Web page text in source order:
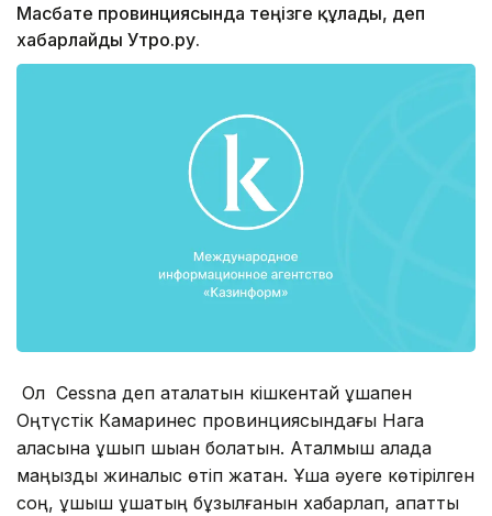
Масбате провинциясында теңізге құлады, деп
хабарлайды Утро.ру.
Ол Cessna деп аталатын кішкентай ұшақпен
Оңтүстік Камаринес провинциясындағы Нага
қаласына ұшып шыққан болатын. Аталмыш қалада
маңызды жиналыс өтіп жатқан. Ұшақ әуеге көтірілген
соң, ұшқыш ұшақтың бұзылғанын хабарлап, апатты